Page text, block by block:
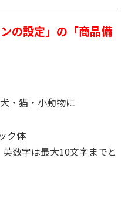
アニメ『ジョジョの
奇妙な冒険 黄金の
風』CITY POP…
冒険 スターダスト
クルセイダース』
の設定」の「商品備
・猫・小動物に
ク体
数字は最大10文字までと